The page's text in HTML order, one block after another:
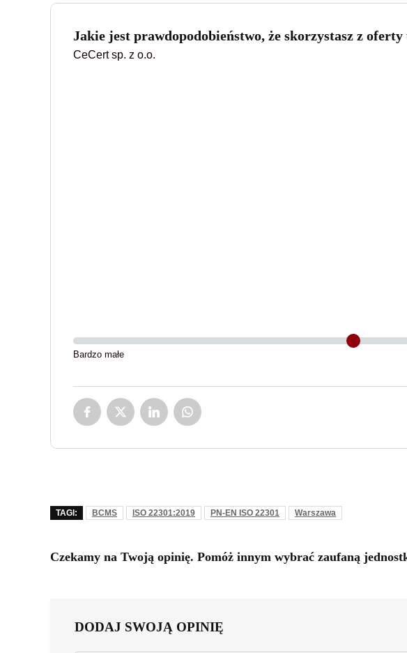
Jakie jest prawdopodobieństwo, że skorzystasz z
CeCert sp. z o.o.
Bardzo małe
TAGI: BCMS ISO 22301:2019 PN-EN ISO 22301 Warszawa
Czekamy na Twoją opinię. Pomóż innym wybrać zaufaną
DODAJ SWOJĄ OPINIĘ